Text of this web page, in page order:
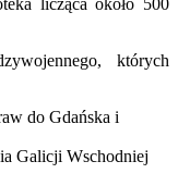
których
do Gdańska i
Galicji Wschodniej